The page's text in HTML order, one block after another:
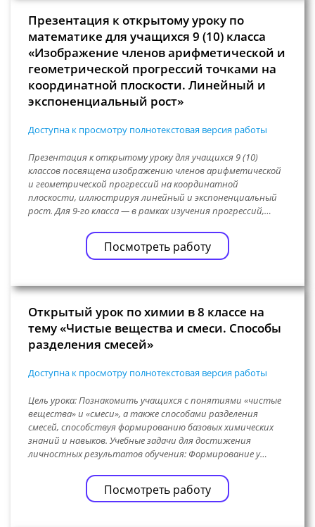
Презентация к открытому уроку по
математике для учащихся 9 (10) класса
«Изображение членов арифметической и
геометрической прогрессий точками на
координатной плоскости. Линейный и
экспоненциальный рост»
Доступна к просмотру полнотекстовая версия работы
Презентация к открытому уроку для учащихся 9 (10)
классов посвящена изображению членов арифметической
и геометрической прогрессий на координатной
плоскости, иллюстрируя линейный и экспоненциальный
рост. Для 9-го класса — в рамках изучения прогрессий,…
Посмотреть работу
Открытый урок по химии в 8 классе на
тему «Чистые вещества и смеси. Способы
разделения смесей»
Доступна к просмотру полнотекстовая версия работы
Цель урока: Познакомить учащихся с понятиями «чистые
вещества» и «смеси», а также способами разделения
смесей, способствуя формированию базовых химических
знаний и навыков. Учебные задачи для достижения
личностных результатов обучения: Формирование у…
Посмотреть работу